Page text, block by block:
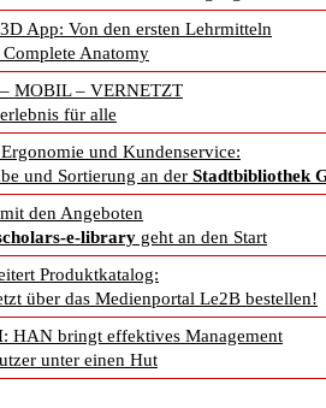
App: Von den ersten Lehrmitteln
Anatomy
MOBIL – VERNETZT
für alle
und Kundenservice:
und Sortierung an der Stadtbibliothek
mit den Angeboten
e-library geht an den Start
Produktkatalog:
über das Medienportal Le2B bestellen!
: HAN bringt effektives Management
unter einen Hut
wird
hat das
zu
aus den
und
eignen.
Bibliotheken